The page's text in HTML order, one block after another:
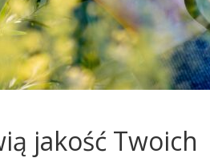
jakość Twoich